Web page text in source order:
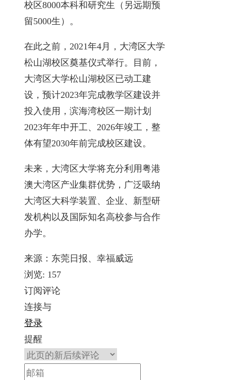
校区8000本科和研究生（另远期预
留5000生）。
在此之前，2021年4月，大湾区大学
松山湖校区奠基仪式举行。目前，
大湾区大学松山湖校区已动工建
设，预计2023年完成教学区建设并
投入使用，滨海湾校区一期计划
2023年年中开工、2026年竣工，整
体有望2030年前完成校区建设。
未来，大湾区大学将充分利用粤港
澳大湾区产业集群优势，广泛吸纳
大湾区大科学装置、企业、新型研
发机构以及国际知名高校参与合作
办学。
来源：东莞日报、幸福威远
浏览: 157
订阅评论
连接与
登录
提醒